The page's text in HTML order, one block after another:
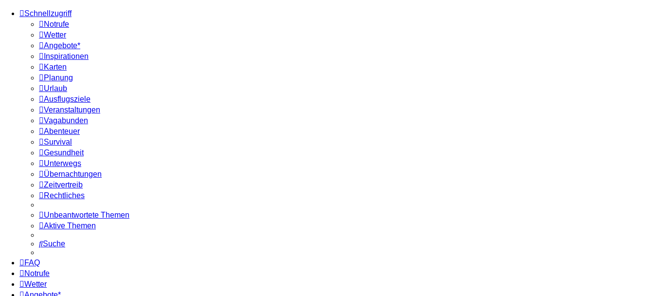
Schnellzugriff
Notrufe
Wetter
Angebote*
Inspirationen
Karten
Planung
Urlaub
Ausflugsziele
Veranstaltungen
Vagabunden
Abenteuer
Survival
Gesundheit
Unterwegs
Übernachtungen
Zeitvertreib
Rechtliches
Unbeantwortete Themen
Aktive Themen
Suche
FAQ
Notrufe
Wetter